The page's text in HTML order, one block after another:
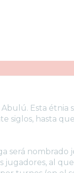
Esta étnia
siglos, hasta
será nombrado
jugadores, al